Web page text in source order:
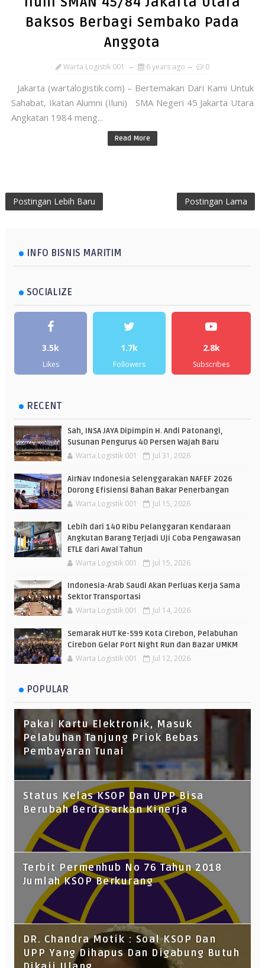
Baksos Berbagi Sembako Pada
Anggota
Warta Logistik 001 6 years ago 0
Jakarta (wartalogistik.com) – Bertemakan Dari Kami Untuk
Sahabat, Ikatan Alumni (Iluni) SMA Negeri 45 Jakarta Utara
Angkatan 1984 meng...
Read More
Postingan Lebih Baru Postingan Lama
INFO BISNIS MARITIM
SOCIALIZE
3.5k
Likes
1.7k
Followers
2.8k
Subscribes
RECENT
Sah, INSA JAYA Dipimpin H. Andi Patonangi,
Susunan Pengurus 40 Persen Wajah Baru
Warta Logistik 001 Jul 31, 2026
AirNav Indonesia Selenggarakan NAFEF 2026
Dorong Efisiensi Bahan Bakar Penerbangan
Warta Logistik 001 Jul 15, 2026
Lebih dari 140 Ribu Pelanggaran Kendaraan
Angkutan Barang Terjadi Uji Coba Pengawasan
ETLE dari Awal Tahun
Warta Logistik 001 Jul 15, 2026
Indonesia-Arab Saudi Akan Perluas Kerja Sama
Sektor Transportasi
Warta Logistik 001 Jul 14, 2026
Semarak HUT ke-599 Kota Cirebon, Pelabuhan
Cirebon Gelar Port Night Run dan Bazar UMKM
Warta Logistik 001 Jul 12, 2026
POPULAR
Pakai Kartu Elektronik, Masuk
Pelabuhan Tanjung Priok Bebas
Pembayaran Tunai
Status Kelas KSOP Dan UPP Bisa
Berubah Berdasarkan Kinerja
Terbit Permenhub No 76 Tahun 2018
Jumlah KSOP Berkurang
DR. Chandra Motik : Soal KSOP Dan
UPP Yang Dihapus Dan Digabung Butuh